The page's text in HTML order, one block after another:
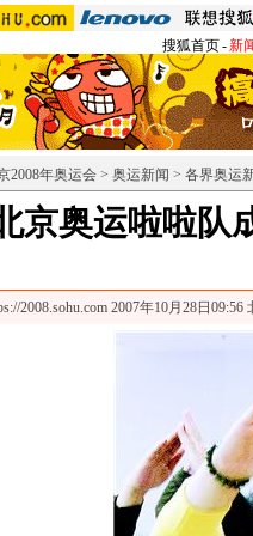
搜狐首页-新
2008年奥运会 > 奥运新闻 > 各界奥运
京奥运啦啦队
2008.sohu.com 2007年10月28日09:56